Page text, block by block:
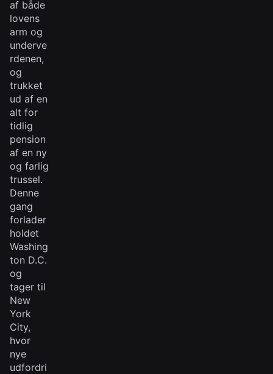
af både
lovens
arm og
underve
rdenen,
og
trukket
ud af en
alt for
tidlig
pension
af en ny
og farlig
trussel.
Denne
gang
forlader
holdet
Washing
ton D.C.
og
tager til
New
York
City,
hvor
nye
udfordri